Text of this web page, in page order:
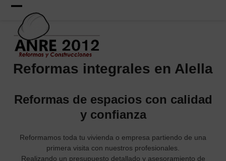
Skip
content
Open
mobile
menu
Close
mobile
menu
Reformas integrales en Alella
Reformas de espacios con calidad
y confianza
Reformamos toda tu vivienda o empresa partiendo de una
primera visita con nuestros profesionales.
Realizando un presupuesto detallado y asesoramiento de